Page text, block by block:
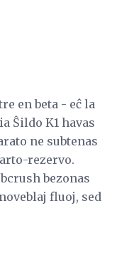
en beta - eĉ la
Ŝildo K1 havas
ne subtenas
rezervo.
bezonas
fluoj, sed